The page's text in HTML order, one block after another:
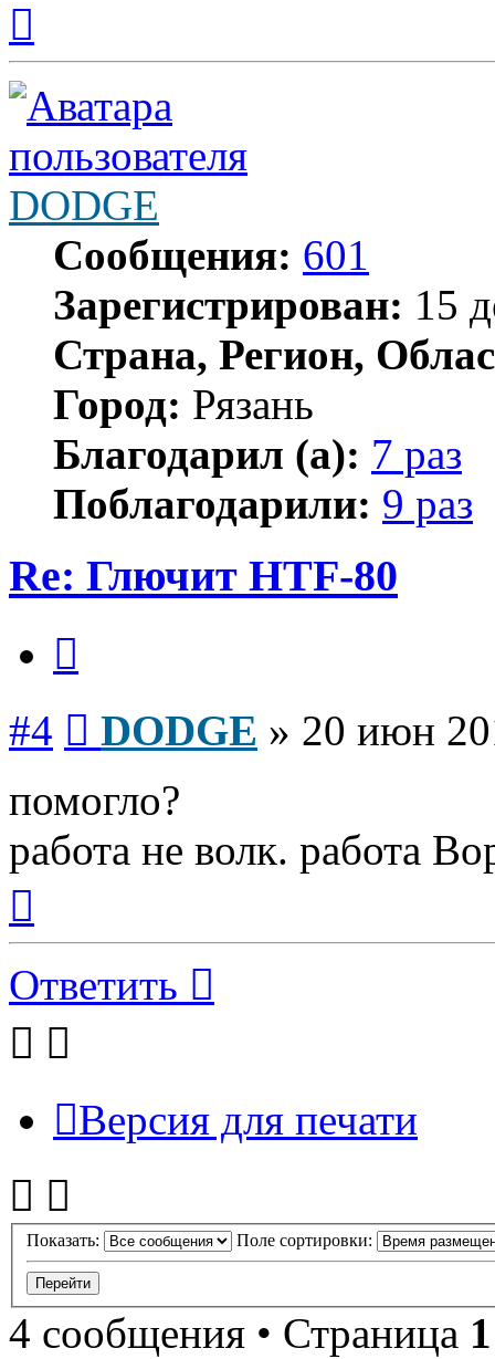
началу
DODGE
Сообщения: 601
Зарегистрирован: 15
Страна, Регион,
Город: Рязань
Благодарил (а): 7 раз
Поблагодарили: 9 раз
Re: Глючит HTF-80
#4 DODGE » 20 июн
помогло?
работа не волк. работа
началу
Ответить
Версия для печати
Показать: Поле сортировки:
4 сообщения • Страница 1